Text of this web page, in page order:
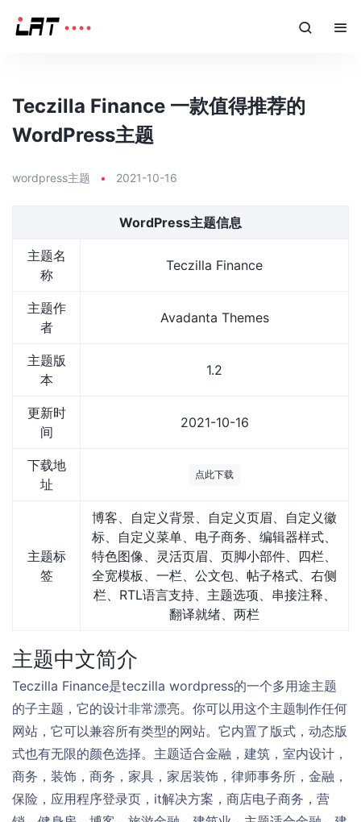
Teczilla Finance 一款值得推荐的
WordPress主题
wordpress主题 • 2021-10-16
WordPress主题信息
主题名
称
Teczilla Finance
主题作
者
Avadanta Themes
主题版
本
1.2
更新时
间
2021-10-16
下载地
址
点此下载
主题标
签
博客、自定义背景、自定义页眉、自定义徽
标、自定义菜单、电子商务、编辑器样式、
特色图像、灵活页眉、页脚小部件、四栏、
全宽模板、一栏、公文包、帖子格式、右侧
栏、RTL语言支持、主题选项、串接注释、
翻译就绪、两栏
主题中文简介
Teczilla Finance是teczilla wordpress的一个多用途主题
的子主题，它的设计非常漂亮。你可以用这个主题制作任何
网站，它可以兼容所有类型的网站。它内置了版式，动态版
式也有无限的颜色选择。主题适合金融，建筑，室内设计，
商务，装饰，商务，家具，家居装饰，律师事务所，金融，
保险，应用程序登录页，it解决方案，商店电子商务，营